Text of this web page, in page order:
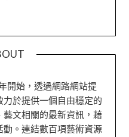
開始，透過網路網站提
於提供一個自由穩定的
文相關的最新資訊，藉
。連結數百項藝術資源